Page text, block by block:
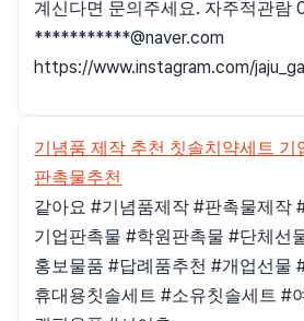
계신다면 문의주세요. 자주적관람
***********@naver.com
https://www.instagram.com/
기념품 제작 추천 칫솔치약세트 기
판촉물추천
같아요 #기념품제작 #판촉물제작
기업판촉물 #학원판촉물 #단체선
홍보물품 #답례품추천 #개업선물
휴대용칫솔세트 #소유칫솔세트 #